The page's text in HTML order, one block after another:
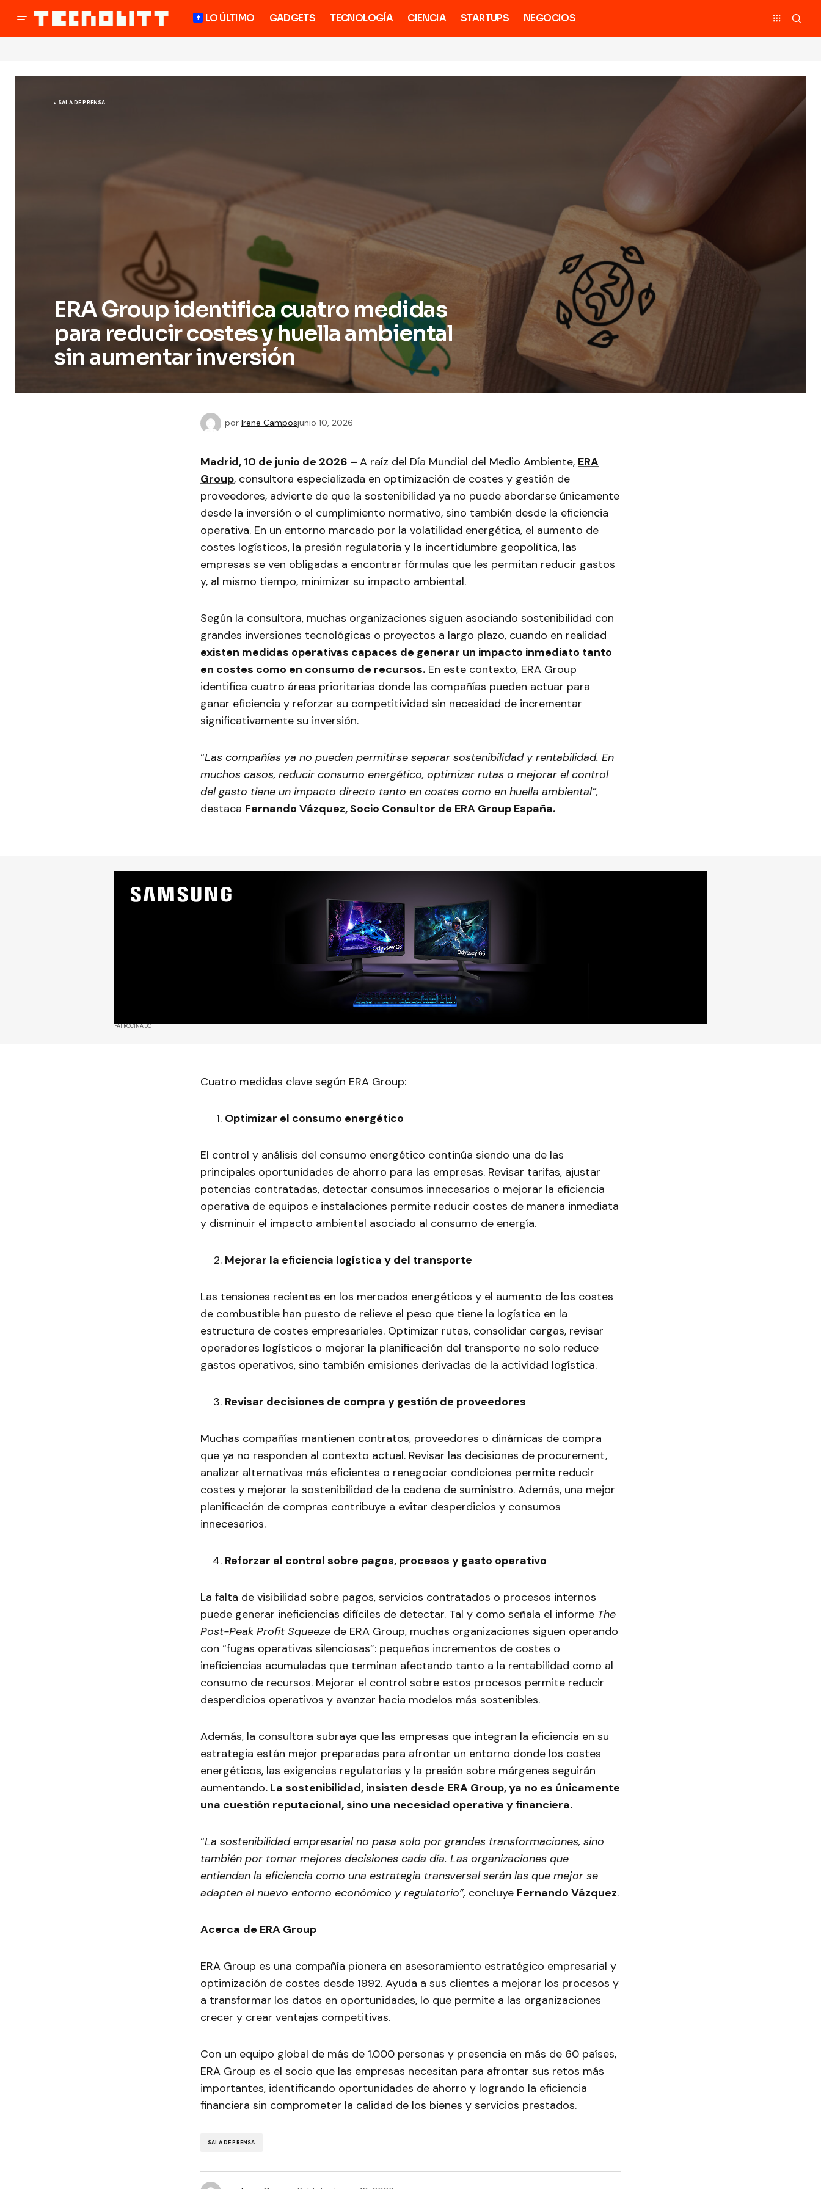
LO ÚLTIMO GADGETS TECNOLOGÍA CIENCIA STARTUPS NEGOCIOS
SALA DE PRENSA
ERA Group identifica cuatro medidas
para reducir costes y huella ambiental
sin aumentar inversión
por Irene Camposjunio 10, 2026
Madrid, 10 de junio de 2026 – A raíz del Día Mundial del Medio Ambiente, ERA
Group, consultora especializada en optimización de costes y gestión de
proveedores, advierte de que la sostenibilidad ya no puede abordarse únicamente
desde la inversión o el cumplimiento normativo, sino también desde la eficiencia
operativa. En un entorno marcado por la volatilidad energética, el aumento de
costes logísticos, la presión regulatoria y la incertidumbre geopolítica, las
empresas se ven obligadas a encontrar fórmulas que les permitan reducir gastos
y, al mismo tiempo, minimizar su impacto ambiental.
Según la consultora, muchas organizaciones siguen asociando sostenibilidad con
grandes inversiones tecnológicas o proyectos a largo plazo, cuando en realidad
existen medidas operativas capaces de generar un impacto inmediato tanto
en costes como en consumo de recursos. En este contexto, ERA Group
identifica cuatro áreas prioritarias donde las compañías pueden actuar para
ganar eficiencia y reforzar su competitividad sin necesidad de incrementar
significativamente su inversión.
“Las compañías ya no pueden permitirse separar sostenibilidad y rentabilidad. En
muchos casos, reducir consumo energético, optimizar rutas o mejorar el control
del gasto tiene un impacto directo tanto en costes como en huella ambiental”,
destaca Fernando Vázquez, Socio Consultor de ERA Group España.
PATROCINADO
Cuatro medidas clave según ERA Group:
Optimizar el consumo energético
El control y análisis del consumo energético continúa siendo una de las
principales oportunidades de ahorro para las empresas. Revisar tarifas, ajustar
potencias contratadas, detectar consumos innecesarios o mejorar la eficiencia
operativa de equipos e instalaciones permite reducir costes de manera inmediata
y disminuir el impacto ambiental asociado al consumo de energía.
Mejorar la eficiencia logística y del transporte
Las tensiones recientes en los mercados energéticos y el aumento de los costes
de combustible han puesto de relieve el peso que tiene la logística en la
estructura de costes empresariales. Optimizar rutas, consolidar cargas, revisar
operadores logísticos o mejorar la planificación del transporte no solo reduce
gastos operativos, sino también emisiones derivadas de la actividad logística.
Revisar decisiones de compra y gestión de proveedores
Muchas compañías mantienen contratos, proveedores o dinámicas de compra
que ya no responden al contexto actual. Revisar las decisiones de procurement,
analizar alternativas más eficientes o renegociar condiciones permite reducir
costes y mejorar la sostenibilidad de la cadena de suministro. Además, una mejor
planificación de compras contribuye a evitar desperdicios y consumos
innecesarios.
Reforzar el control sobre pagos, procesos y gasto operativo
La falta de visibilidad sobre pagos, servicios contratados o procesos internos
puede generar ineficiencias difíciles de detectar. Tal y como señala el informe The
Post-Peak Profit Squeeze de ERA Group, muchas organizaciones siguen operando
con “fugas operativas silenciosas”: pequeños incrementos de costes o
ineficiencias acumuladas que terminan afectando tanto a la rentabilidad como al
consumo de recursos. Mejorar el control sobre estos procesos permite reducir
desperdicios operativos y avanzar hacia modelos más sostenibles.
Además, la consultora subraya que las empresas que integran la eficiencia en su
estrategia están mejor preparadas para afrontar un entorno donde los costes
energéticos, las exigencias regulatorias y la presión sobre márgenes seguirán
aumentando. La sostenibilidad, insisten desde ERA Group, ya no es únicamente
una cuestión reputacional, sino una necesidad operativa y financiera.
“La sostenibilidad empresarial no pasa solo por grandes transformaciones, sino
también por tomar mejores decisiones cada día. Las organizaciones que
entiendan la eficiencia como una estrategia transversal serán las que mejor se
adapten al nuevo entorno económico y regulatorio”, concluye Fernando Vázquez.
Acerca de ERA Group
ERA Group es una compañía pionera en asesoramiento estratégico empresarial y
optimización de costes desde 1992. Ayuda a sus clientes a mejorar los procesos y
a transformar los datos en oportunidades, lo que permite a las organizaciones
crecer y crear ventajas competitivas.
Con un equipo global de más de 1.000 personas y presencia en más de 60 países,
ERA Group es el socio que las empresas necesitan para afrontar sus retos más
importantes, identificando oportunidades de ahorro y logrando la eficiencia
financiera sin comprometer la calidad de los bienes y servicios prestados.
SALA DE PRENSA